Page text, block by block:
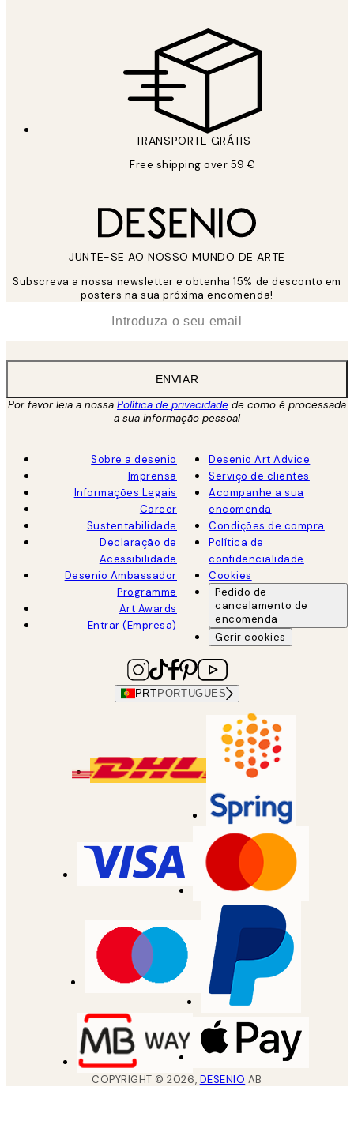
TRANSPORTE GRÁTIS
Free shipping over 59 €
JUNTE-SE AO NOSSO MUNDO DE ARTE
Subscreva a nossa newsletter e obtenha 15% de desconto em
posters na sua próxima encomenda!
ENVIAR
Por favor leia a nossa Política de privacidade de como é processada
a sua informação pessoal
Sobre a desenio
Imprensa
Informações Legais
Career
Sustentabilidade
Declaração de
Acessibilidade
Desenio Ambassador
Programme
Art Awards
Entrar (Empresa)
Desenio Art Advice
Serviço de clientes
Acompanhe a sua
encomenda
Condições de compra
Política de
confidencialidade
Cookies
Pedido de
cancelamento de
encomenda
Gerir cookies
PRT PORTUGUES
COPYRIGHT ©2026, DESENIO AB